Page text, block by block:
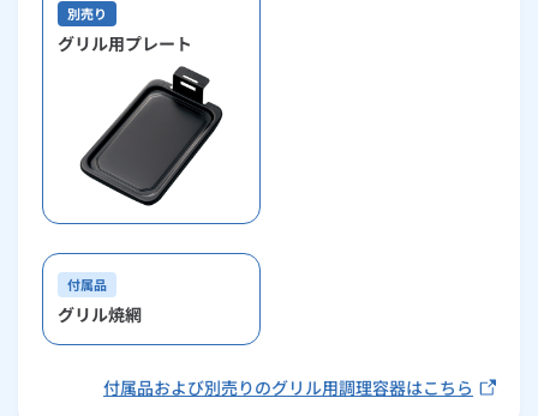
別売り
グリル用プレート
付属品
グリル焼網
付属品および別売りのグリル用調理容器はこちら